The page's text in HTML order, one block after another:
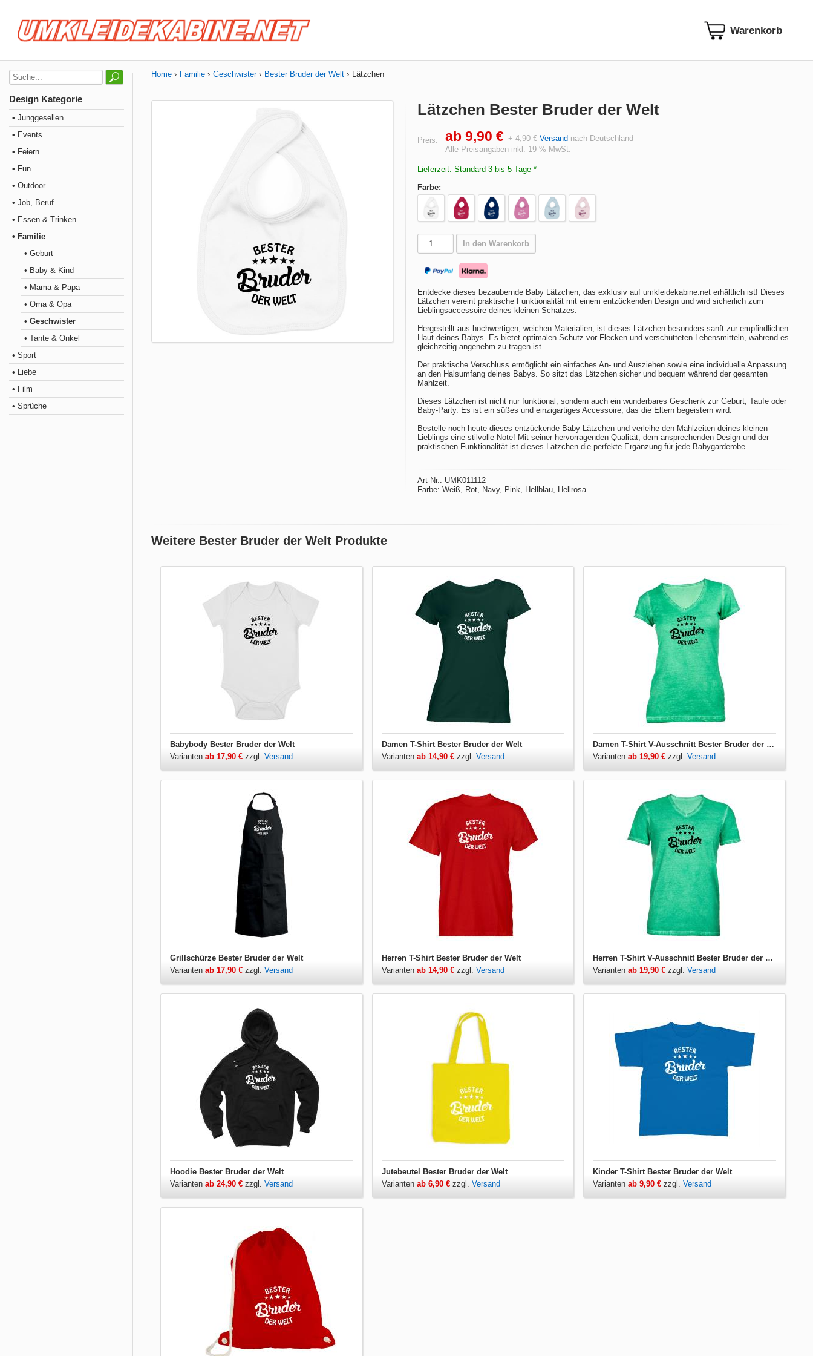
Design Kategorie
• Junggesellen
• Events
• Feiern
• Fun
• Outdoor
• Job, Beruf
• Essen & Trinken
• Familie
• Geburt
• Baby & Kind
• Mama & Papa
• Oma & Opa
• Geschwister
• Tante & Onkel
• Sport
• Liebe
• Film
• Sprüche
Home Familie Geschwister Bester Bruder der Welt Lätzchen
Lätzchen Bester Bruder der Welt
Preis: ab 9,90 € + 4,90 € Versand nach Deutschland
Alle Preisangaben inkl. 19 % MwSt.
Lieferzeit: Standard 3 bis 5 Tage *
Farbe:
In den Warenkorb
Entdecke dieses bezaubernde Baby Lätzchen, das exklusiv auf umkleidekabine.net erhältlich ist! Dieses
Lätzchen vereint praktische Funktionalität mit einem entzückenden Design und wird sicherlich zum
Lieblingsaccessoire deines kleinen Schatzes.
Hergestellt aus hochwertigen, weichen Materialien, ist dieses Lätzchen besonders sanft zur empfindlichen
Haut deines Babys. Es bietet optimalen Schutz vor Flecken und verschütteten Lebensmitteln, während es
gleichzeitig angenehm zu tragen ist.
Der praktische Verschluss ermöglicht ein einfaches An- und Ausziehen sowie eine individuelle Anpassung
an den Halsumfang deines Babys. So sitzt das Lätzchen sicher und bequem während der gesamten
Mahlzeit.
Dieses Lätzchen ist nicht nur funktional, sondern auch ein wunderbares Geschenk zur Geburt, Taufe oder
Baby-Party. Es ist ein süßes und einzigartiges Accessoire, das die Eltern begeistern wird.
Bestelle noch heute dieses entzückende Baby Lätzchen und verleihe den Mahlzeiten deines kleinen
Lieblings eine stilvolle Note! Mit seiner hervorragenden Qualität, dem ansprechenden Design und der
praktischen Funktionalität ist dieses Lätzchen die perfekte Ergänzung für jede Babygarderobe.
Art-Nr.: UMK011112
Farbe: Weiß, Rot, Navy, Pink, Hellblau, Hellrosa
Weitere Bester Bruder der Welt Produkte
Babybody Bester Bruder der Welt
Varianten ab 17,90 € zzgl. Versand
Damen T-Shirt Bester Bruder der Welt
Varianten ab 14,90 €zzgl. Versand
Damen T-Shirt V-Ausschnitt Bester Bruder der Welt
Variantenab 19,90 € zzgl.Versand
Grillschürze Bester Bruder der Welt
Varianten ab 17,90 € zzgl. Versand
Herren T-Shirt Bester Bruder der Welt
Varianten ab 14,90 €zzgl. Versand
Herren T-Shirt V-Ausschnitt Bester Bruder der Welt
Variantenab 19,90 € zzgl.Versand
Hoodie Bester Bruder der Welt
Varianten ab 24,90 € zzgl. Versand
Jutebeutel Bester Bruder der Welt
Varianten ab 6,90 €zzgl. Versand
Kinder T-Shirt Bester Bruder der Welt
Variantenab 9,90 € zzgl.Versand